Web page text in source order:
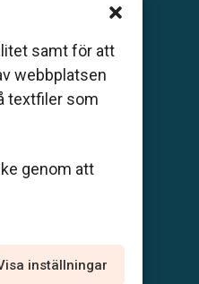
samt för att
webbplatsen
textfiler som
genom att
inställningar
för oss,
vi utformar